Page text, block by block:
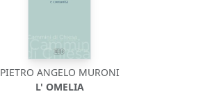
PIETRO ANGELO MURONI
L' OMELIA